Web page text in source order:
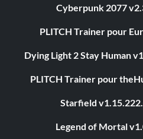
Cyberpunk 2077
PLITCH Trainer pour
Dying Light 2 Stay Human
PLITCH Trainer pour
Starfield
Legend of Mortal